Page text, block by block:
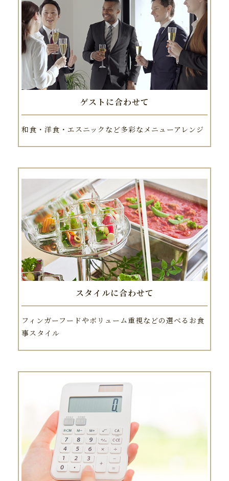
ゲストに合わせて
和食・洋食・エスニックなど多彩なメニューアレンジ
スタイルに合わせて
フィンガーフードやボリューム重視などの選べるお食
事スタイル